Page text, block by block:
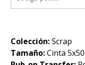
Colección:Scrap
Tamaño:Cinta